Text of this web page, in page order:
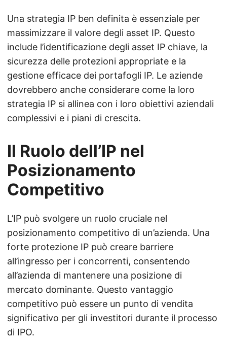
Una strategia IP ben definita è essenziale per
massimizzare il valore degli asset IP. Questo
include l’identificazione degli asset IP chiave, la
sicurezza delle protezioni appropriate e la
gestione efficace dei portafogli IP. Le aziende
dovrebbero anche considerare come la loro
strategia IP si allinea con i loro obiettivi aziendali
complessivi e i piani di crescita.
Il Ruolo dell’IP nel
Posizionamento
Competitivo
L’IP può svolgere un ruolo cruciale nel
posizionamento competitivo di un’azienda. Una
forte protezione IP può creare barriere
all’ingresso per i concorrenti, consentendo
all’azienda di mantenere una posizione di
mercato dominante. Questo vantaggio
competitivo può essere un punto di vendita
significativo per gli investitori durante il processo
di IPO.